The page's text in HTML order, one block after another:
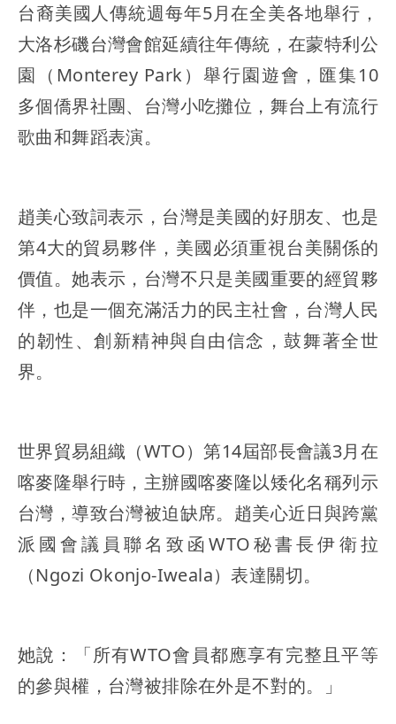
台裔美國人傳統週每年5月在全美各地舉行，
大洛杉磯台灣會館延續往年傳統，在蒙特利公
園（Monterey Park）舉行園遊會，匯集10
多個僑界社團、台灣小吃攤位，舞台上有流行
歌曲和舞蹈表演。
趙美心致詞表示，台灣是美國的好朋友、也是
第4大的貿易夥伴，美國必須重視台美關係的
價值。她表示，台灣不只是美國重要的經貿夥
伴，也是一個充滿活力的民主社會，台灣人民
的韌性、創新精神與自由信念，鼓舞著全世
界。
世界貿易組織（WTO）第14屆部長會議3月在
喀麥隆舉行時，主辦國喀麥隆以矮化名稱列示
台灣，導致台灣被迫缺席。趙美心近日與跨黨
派國會議員聯名致函WTO秘書長伊衛拉
（Ngozi Okonjo-Iweala）表達關切。
她說：「所有WTO會員都應享有完整且平等
的參與權，台灣被排除在外是不對的。」